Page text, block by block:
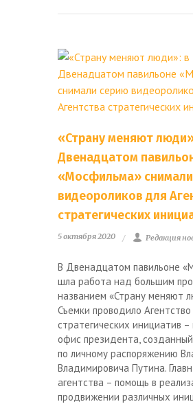
«Страну меняют
Двенадцатом
«Мосфильма»
видеороликов для
стратегических
5 октября 2020 Редакция
В Двенадцатом павильоне
шла работа над большим
названием «Страну меняют
Съемки проводило Агентство
стратегических инициатив
офис президента,
по личному распоряжению
Владимировича Путина.
агентства – помощь в
продвижении различных